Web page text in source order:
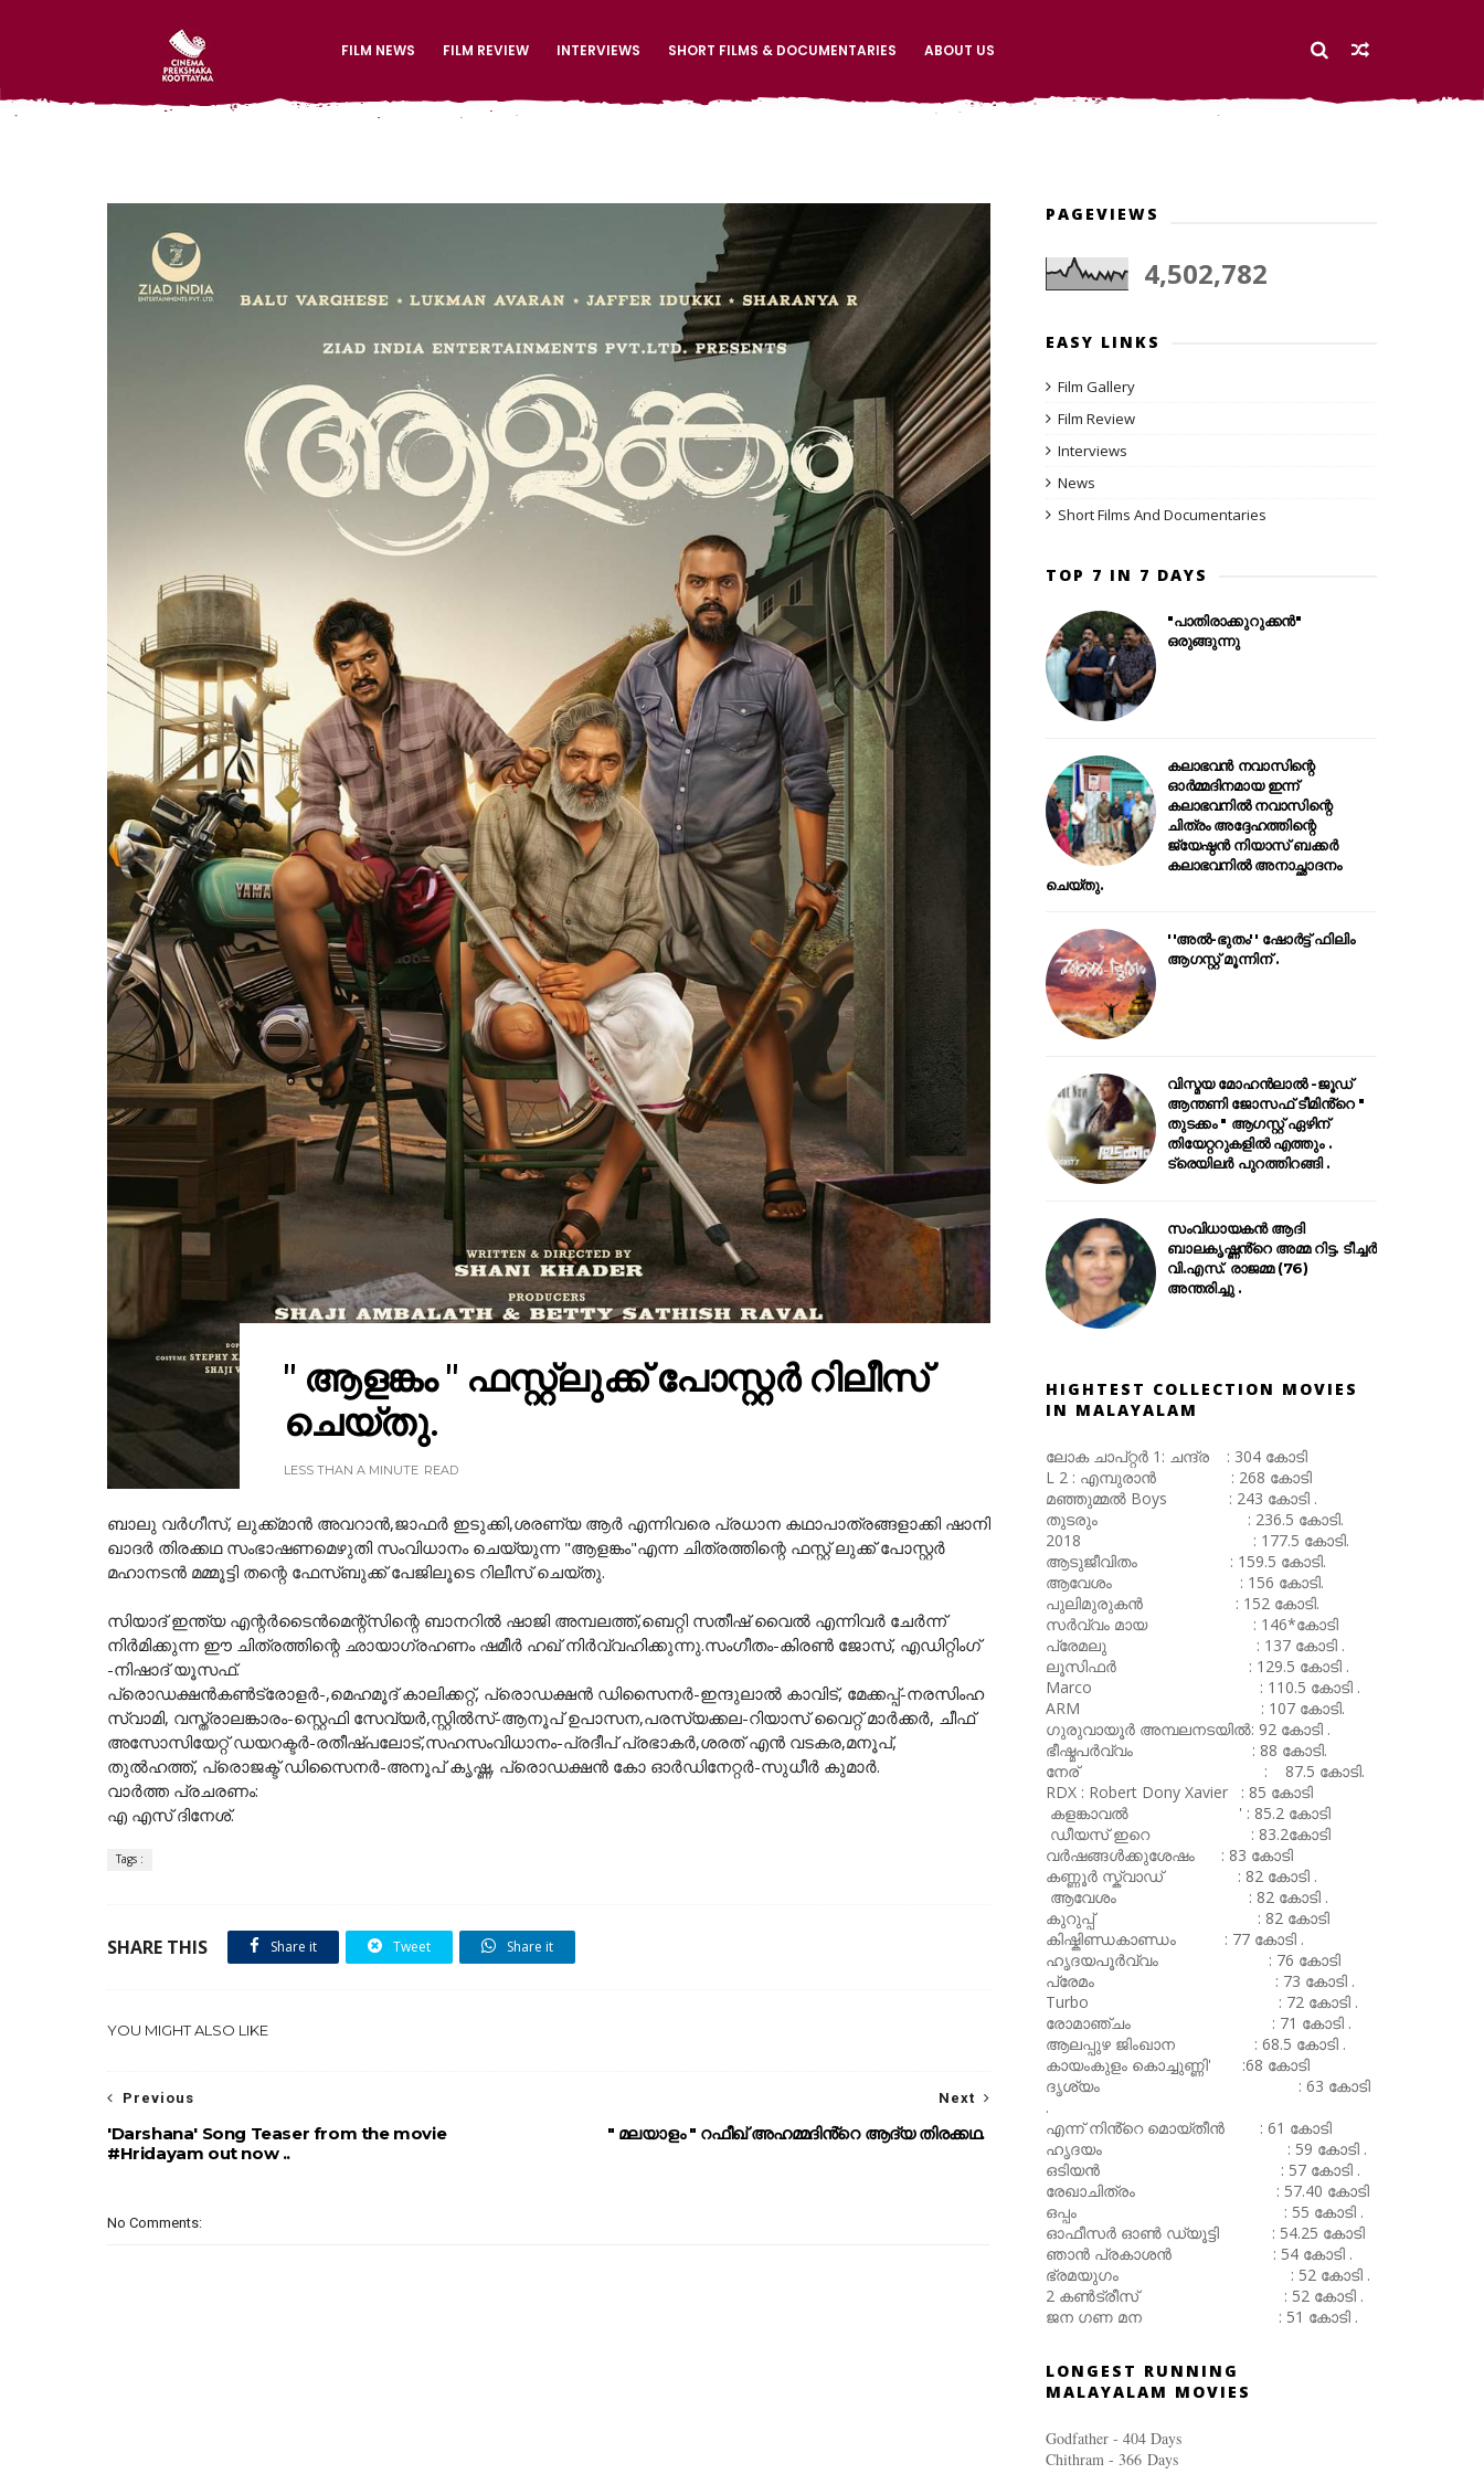
FILM NEWS FILM REVIEW INTERVIEWS SHORT FILMS & DOCUMENTARIES ABOUT US
" ആളങ്കം " ഫസ്റ്റ്ലുക്ക് പോസ്റ്റർ റിലീസ്
ചെയ്തു.
LESS THAN A MINUTE READ
ബാലു വർഗീസ്, ലുക്ക്മാൻ അവറാൻ,ജാഫർ ഇടുക്കി,ശരണ്യ ആർ എന്നിവരെ പ്രധാന കഥാപാത്രങ്ങളാക്കി ഷാനി
ഖാദർ തിരക്കഥ സംഭാഷണമെഴുതി സംവിധാനം ചെയ്യുന്ന "ആളങ്കം"എന്ന ചിത്രത്തിന്റെ ഫസ്റ്റ് ലുക്ക് പോസ്റ്റർ
മഹാനടൻ മമ്മൂട്ടി തന്റെ ഫേസ്ബുക്ക് പേജിലൂടെ റിലീസ് ചെയ്തു.
സിയാദ് ഇന്ത്യ എന്റർടൈൻമെന്റ്സിന്റെ ബാനറിൽ ഷാജി അമ്പലത്ത്,ബെറ്റി സതീഷ് വൈൽ എന്നിവർ ചേർന്ന്
നിർമിക്കുന്ന ഈ ചിത്രത്തിന്റെ ഛായാഗ്രഹണം ഷമീർ ഹഖ് നിർവ്വഹിക്കുന്നു.സംഗീതം-കിരൺ ജോസ്, എഡിറ്റിംഗ്
-നിഷാദ് യൂസഫ്.
പ്രൊഡക്ഷൻകൺട്രോളർ-,മെഹമൂദ് കാലിക്കറ്റ്, പ്രൊഡക്ഷൻ ഡിസൈനർ-ഇന്ദുലാൽ കാവിട്, മേക്കപ്പ്-നരസിംഹ
സ്വാമി, വസ്ത്രാലങ്കാരം-സ്റ്റെഫി സേവ്യർ,സ്റ്റിൽസ്-ആനൂപ് ഉപാസന,പരസ്യക്കല-റിയാസ് വൈറ്റ് മാർക്കർ, ചീഫ്
അസോസിയേറ്റ് ഡയറക്ടർ-രതീഷ്പലോട്,സഹസംവിധാനം-പ്രദീപ് പ്രഭാകർ,ശരത് എൻ വടകര,മനൂപ്,
തുൽഹത്ത്, പ്രൊജക്ട് ഡിസൈനർ-അനൂപ് കൃഷ്ണ, പ്രൊഡക്ഷൻ കോ ഓർഡിനേറ്റർ-സുധീർ കുമാർ.
വാർത്ത പ്രചരണം:
എ എസ് ദിനേശ്.
Tags :
SHARE THIS Share it Tweet Share it
YOU MIGHT ALSO LIKE
Next
" മലയാളം " റഫീഖ് അഹമ്മദിൻ്റെ ആദ്യ തിരക്കഥ.
Previous
'Darshana' Song Teaser from the movie
#Hridayam out now ..
No Comments:
PAGEVIEWS
4,502,782
EASY LINKS
Film Gallery
Film Review
Interviews
News
Short Films And Documentaries
TOP 7 IN 7 DAYS
"പാതിരാക്കുറുക്കൻ"
ഒരുങ്ങുന്നു
കലാഭവൻ നവാസിന്റെ
ഓർമ്മദിനമായ ഇന്ന്
കലാഭവനിൽ നവാസിന്റെ
ചിത്രം അദ്ദേഹത്തിന്റെ
ജ്യേഷ്ഠൻ നിയാസ് ബക്കർ
കലാഭവനിൽ അനാച്ഛാദനം
ചെയ്തു.
''അൽ-ഭുതം'' ഷോർട്ട് ഫിലിം
ആഗസ്റ്റ് മൂന്നിന് .
വിസ്മയ മോഹൻലാൽ -ജൂഡ്
ആന്തണി ജോസഫ് ടീമിൻ്റെ "
തുടക്കം " ആഗസ്റ്റ് ഏഴിന്
തിയേറ്ററുകളിൽ എത്തും .
ട്രെയിലർ പുറത്തിറങ്ങി .
സംവിധായകൻ ആദി
ബാലകൃഷ്ണൻ്റെ അമ്മ റിട്ട. ടീച്ചർ
വി.എസ്. രാജമ്മ (76)
അന്തരിച്ചു .
HIGHTEST COLLECTION MOVIES
IN MALAYALAM
ലോക ചാപ്റ്റർ 1: ചന്ദ്ര : 304 കോടി
L 2 : എമ്പുരാൻ : 268 കോടി
മഞ്ഞുമ്മൽ Boys : 243 കോടി .
തുടരും : 236.5 കോടി.
2018 : 177.5 കോടി.
ആടുജീവിതം : 159.5 കോടി.
ആവേശം : 156 കോടി.
പുലിമുരുകൻ : 152 കോടി.
സർവ്വം മായ : 146*കോടി
പ്രേമലു : 137 കോടി .
ലൂസിഫർ : 129.5 കോടി .
Marco : 110.5 കോടി .
ARM : 107 കോടി.
ഗുരുവായൂർ അമ്പലനടയിൽ: 92 കോടി .
ഭീഷ്മപർവ്വം : 88 കോടി.
നേര് : 87.5 കോടി.
RDX : Robert Dony Xavier : 85 കോടി
കളങ്കാവൽ ' : 85.2 കോടി
ഡീയസ് ഇറെ : 83.2കോടി
വർഷങ്ങൾക്കുശേഷം : 83 കോടി
കണ്ണൂർ സ്ക്വാഡ് : 82 കോടി .
ആവേശം : 82 കോടി .
കുറുപ്പ് : 82 കോടി
കിഷ്കിണ്ഡകാണ്ഡം : 77 കോടി .
ഹൃദയപൂർവ്വം : 76 കോടി
പ്രേമം : 73 കോടി .
Turbo : 72 കോടി .
രോമാഞ്ചം : 71 കോടി .
ആലപ്പുഴ ജിംഖാന : 68.5 കോടി .
കായംകുളം കൊച്ചുണ്ണി' :68 കോടി
ദൃശ്യം : 63 കോടി
.
എന്ന് നിൻ്റെ മൊയ്തീൻ : 61 കോടി
ഹൃദയം : 59 കോടി .
ഒടിയൻ : 57 കോടി .
രേഖാചിത്രം : 57.40 കോടി
ഒപ്പം : 55 കോടി .
ഓഫീസർ ഓൺ ഡ്യൂട്ടി : 54.25 കോടി
ഞാൻ പ്രകാശൻ : 54 കോടി .
ഭ്രമയുഗം : 52 കോടി .
2 കൺട്രീസ് : 52 കോടി .
ജന ഗണ മന : 51 കോടി .
LONGEST RUNNING
MALAYALAM MOVIES
Godfather - 404 Days
Chithram - 366 Days